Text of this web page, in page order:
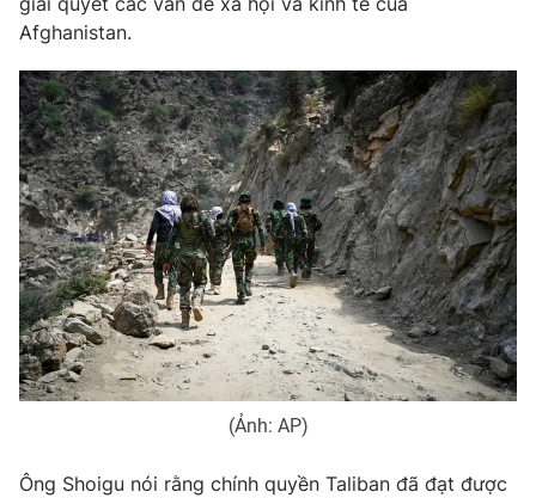
VTV9 VTV8
Liên hệ tòa soạn English
THỜI BÁO VTV
Afghanistan.
(Ảnh: AP)
Ông Shoigu nói rằng chính quyền Taliban đã đạt được